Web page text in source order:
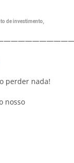
de investimento,
perder nada!
nosso